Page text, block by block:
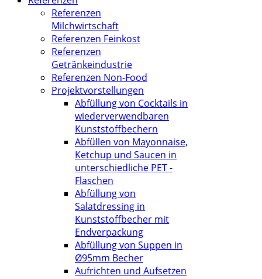
Referenzen
Milchwirtschaft
Referenzen Feinkost
Referenzen
Getränkeindustrie
Referenzen Non-Food
Projektvorstellungen
Abfüllung von Cocktails in
wiederverwendbaren
Kunststoffbechern
Abfüllen von Mayonnaise,
Ketchup und Saucen in
unterschiedliche PET -
Flaschen
Abfüllung von
Salatdressing in
Kunststoffbecher mit
Endverpackung
Abfüllung von Suppen in
Ø95mm Becher
Aufrichten und Aufsetzen